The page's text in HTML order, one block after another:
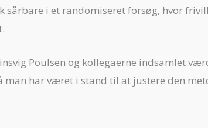
sårbare i et randomiseret forsøg, hvor
Poulsen og kollegaerne indsamlet
har været i stand til at justere den